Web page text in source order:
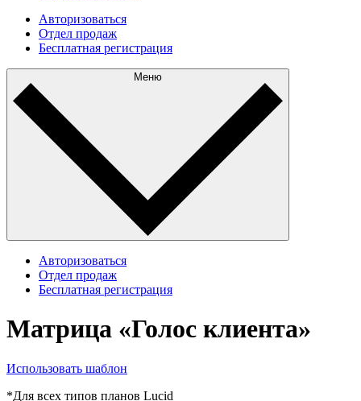
Авторизоваться
Отдел продаж
Бесплатная регистрация
Меню
Авторизоваться
Отдел продаж
Бесплатная регистрация
Матрица «Голос клиента»
Использовать шаблон
*Для всех типов планов Lucid